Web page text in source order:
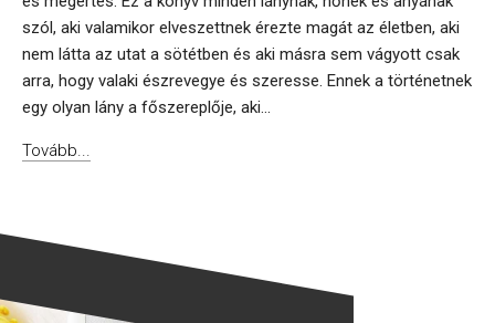
szól, aki valamikor elveszettnek érezte magát az életben, aki
nem látta az utat a sötétben és aki másra sem vágyott csak
arra, hogy valaki észrevegye és szeresse. Ennek a történetnek
egy olyan lány a főszereplője, aki...
Tovább...